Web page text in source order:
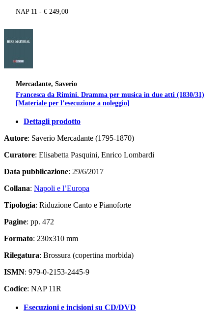
NAP 11 - € 249,00
Mercadante, Saverio
Francesca da Rimini. Dramma per musica in due atti (1830/31)
[Materiale per l’esecuzione a noleggio]
Dettagli prodotto
Autore: Saverio Mercadante (1795-1870)
Curatore: Elisabetta Pasquini, Enrico Lombardi
Data pubblicazione: 29/6/2017
Collana: Napoli e l’Europa
Tipologia: Riduzione Canto e Pianoforte
Pagine: pp. 472
Formato: 230x310 mm
Rilegatura: Brossura (copertina morbida)
ISMN: 979-0-2153-2445-9
Codice: NAP 11R
Esecuzioni e incisioni su CD/DVD